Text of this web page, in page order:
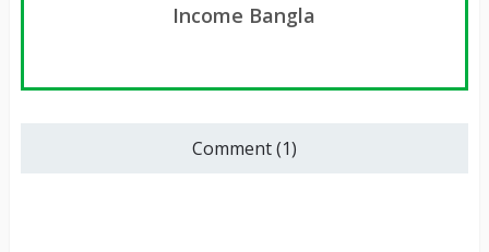
Income Bangla
Comment (1)